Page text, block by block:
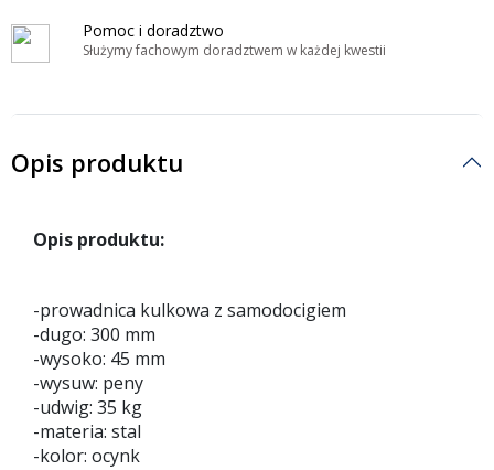
Pomoc i doradztwo
Służymy fachowym doradztwem w każdej kwestii
Opis produktu
Opis produktu:
-prowadnica kulkowa z samodocigiem
-dugo: 300 mm
-wysoko: 45 mm
-wysuw: peny
-udwig: 35 kg
-materia: stal
-kolor: ocynk